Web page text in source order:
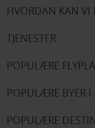
HVORDAN KAN VI
TJENESTER
POPULÆRE
POPULÆRE BYER I
POPULÆRE